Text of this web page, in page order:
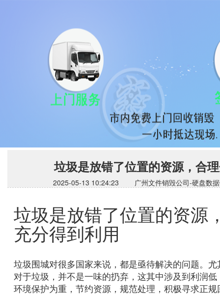
垃圾是放错了位置的资源，合
2025-05-13 10:24:23 广州文件销毁公司-硬盘数
垃圾是放错了位置的资源
充分得到利用
垃圾围城对很多国家来说，都是亟待解决的问题。
对于垃圾，并不是一味的扔弃，这其中涉及到利润
环境保护为重，节约资源，规范处理，积极寻求正